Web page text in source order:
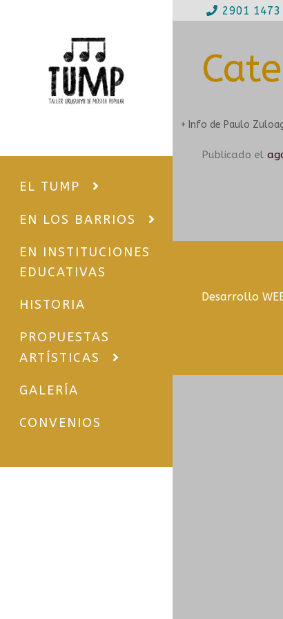
2901 1473
navegación
contenido
EL TUMP
EN LOS BARRIOS
EN INSTITUCIONES
EDUCATIVAS
HISTORIA
PROPUESTAS
ARTÍSTICAS
GALERÍA
CONVENIOS
+ Info de Paulo
Publicado el
Desarrollo